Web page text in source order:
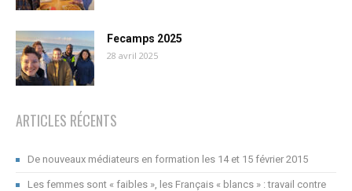
Fecamps 2025
28 avril 2025
ARTICLES RÉCENTS
De nouveaux médiateurs en formation les 14 et 15 février 2015
Les femmes sont « faibles », les Français « blancs » : travail contre